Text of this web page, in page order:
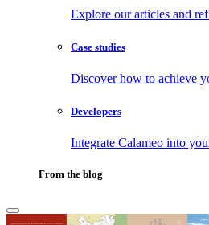
Explore our articles and
Case studies
Discover how to achieve
Developers
Integrate Calameo into
From the blog